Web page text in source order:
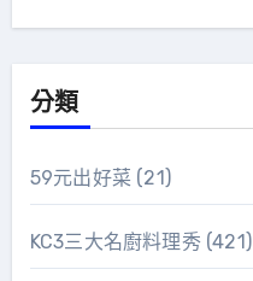
分類
59元出好菜 (21)
KC3三大名廚料理秀(421)